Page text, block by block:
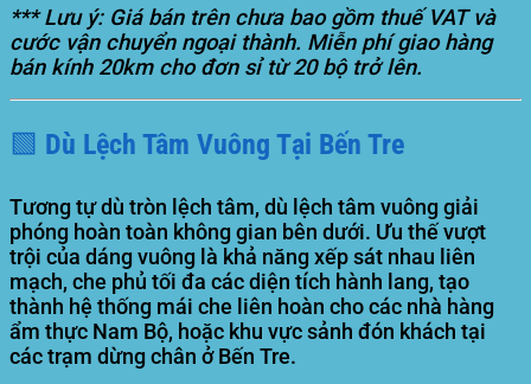
*** Lưu ý: Giá bán trên chưa bao gồm thuế VAT và
cước vận chuyển ngoại thành. Miễn phí giao hàng
bán kính 20km cho đơn sỉ từ 20 bộ trở lên.
🟩 Dù Lệch Tâm Vuông Tại Bến Tre
Tương tự dù tròn lệch tâm, dù lệch tâm vuông giải
phóng hoàn toàn không gian bên dưới. Ưu thế vượt
trội của dáng vuông là khả năng xếp sát nhau liên
mạch, che phủ tối đa các diện tích hành lang, tạo
thành hệ thống mái che liên hoàn cho các nhà hàng
ẩm thực Nam Bộ, hoặc khu vực sảnh đón khách tại
các trạm dừng chân ở Bến Tre.